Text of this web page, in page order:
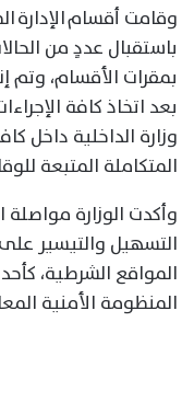
وقامت أقسام
باستقبال عددٍ من
بمقرات الأقسام، وتم
بعد اتخاذ كافة
وزارة الداخلية داخل
المتكاملة المتبعة
وأكدت الوزارة مواصلة
التسهيل والتيسير
المواقع الشرطية،
المنظومة الأمنية